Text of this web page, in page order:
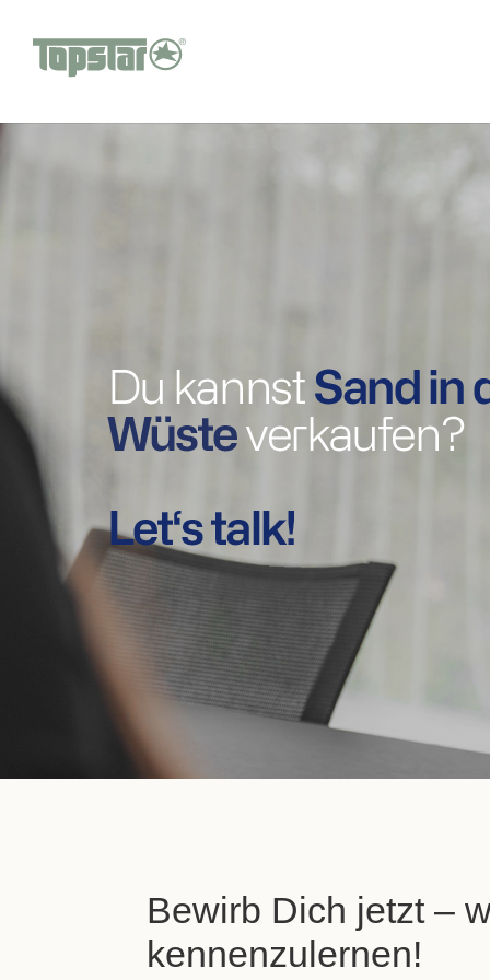
Bewirb Dich jetzt –
kennenzulernen!